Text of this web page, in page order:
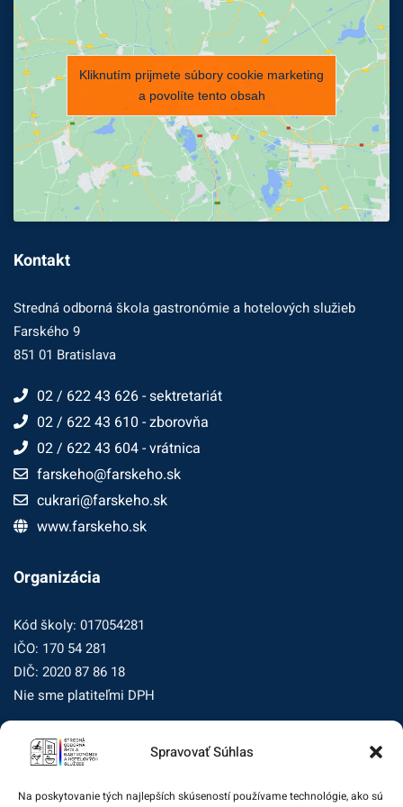
Spravovať Súhlas
Na poskytovanie tých najlepších skúseností používame technológie, ako sú
Kliknutím prijmete súbory cookie marketing
a povolíte tento obsah
Kontakt
Stredná odborná škola gastronómie a hotelových služieb
Farského 9
851 01 Bratislava
02 / 622 43 626 - sektretariát
02 / 622 43 610 - zborovňa
02 / 622 43 604 - vrátnica
farskeho@farskeho.sk
cukrari@farskeho.sk
www.farskeho.sk
Organizácia
Kód školy: 017054281
IČO: 170 54 281
DIČ: 2020 87 86 18
Nie sme platiteľmi DPH
Zásady ochrany osobných údajov